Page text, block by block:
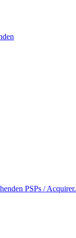
PSPs / Acquirer.